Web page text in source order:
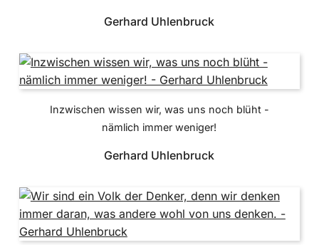
Gerhard Uhlenbruck
Inzwischen wissen wir, was uns noch blüht -
nämlich immer weniger!
Gerhard Uhlenbruck